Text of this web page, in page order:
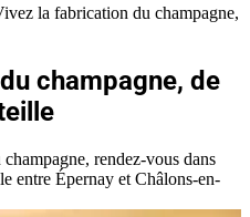
la fabrication du champagne,
champagne, de
rendez-vous dans
entre Épernay et Châlons-en-